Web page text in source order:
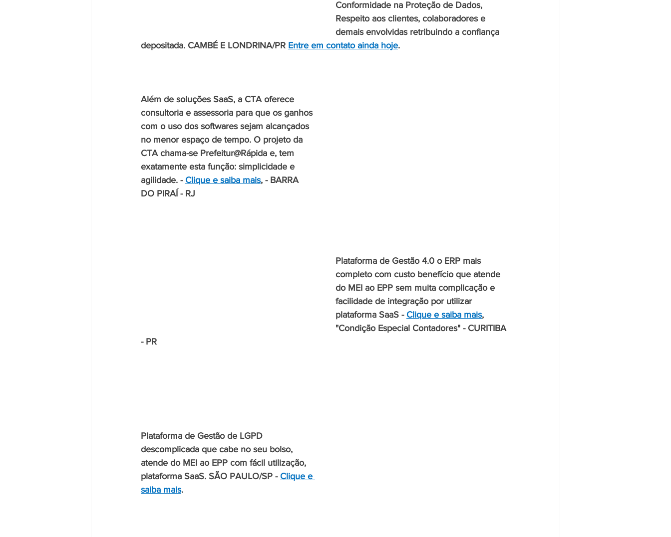
Conformidade na Proteção de Dados,
Respeito aos clientes, colaboradores e
demais envolvidas retribuindo a confiança
depositada. CAMBÉ E LONDRINA/PR Entre em contato ainda hoje.
Além de soluções SaaS, a CTA oferece
consultoria e assessoria para que os ganhos
com o uso dos softwares sejam alcançados
no menor espaço de tempo. O projeto da
CTA chama-se Prefeitur@Rápida e, tem
exatamente esta função: simplicidade e
agilidade. - Clique e saiba mais, - BARRA
DO PIRAÍ - RJ
Plataforma de Gestão 4.0 o ERP mais
completo com custo benefício que atende
do MEI ao EPP sem muita complicação e
facilidade de integração por utilizar
plataforma SaaS - Clique e saiba mais,
"Condição Especial Contadores" - CURITIBA
- PR
Plataforma de Gestão de LGPD
descomplicada que cabe no seu bolso,
atende do MEI ao EPP com fácil utilização,
plataforma SaaS. SÃO PAULO/SP - Clique e
saiba mais.